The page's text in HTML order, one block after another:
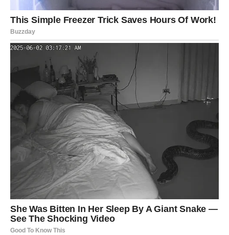
VAGA – KRAJ BALANSIRANJA,
VREME ZA ODLUKU
Vaga je znak koji uvek traži balans, mir i kompromis. Ali
ponekad, u toj potrebi da sve bude u ravnoteži, zaboraviš
da biraš sebe. Predugo si možda stajao između dve
strane, između onoga što osećaš i onoga što misliš da
treba.
Ali sada dolazi kraj tog balansiranja.
Istina kod tebe dolazi kroz odluku. Kroz situaciju u kojoj
više nema sredine. Može biti razgovor, priznanje ili
događaj koji te tera da jasno vidiš gde si i šta želiš.
U ljubavi, ovo je ključni trenutak. Ako si bio u odnosu u
kojem nisi bio siguran, sada dolazi jasnoća. Neko može